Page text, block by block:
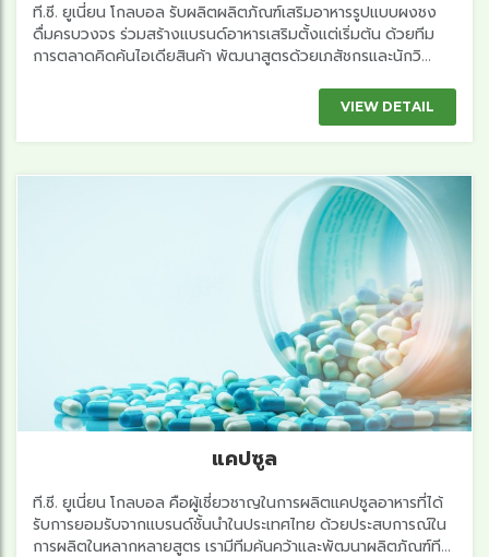
ที.ซี. ยูเนี่ยน โกลบอล รับผลิตผลิตภัณฑ์เสริมอาหารรูปแบบผงชง
ดื่มครบวงจร ร่วมสร้างแบรนด์อาหารเสริมตั้งแต่เริ่มต้น ด้วยทีม
การตลาดคิดค้นไอเดียสินค้า พัฒนาสูตรด้วยเภสัชกรและนักวิ...
VIEW DETAIL
แคปซูล
ที.ซี. ยูเนี่ยน โกลบอล คือผู้เชี่ยวชาญในการผลิตแคปซูลอาหารที่ได้
รับการยอมรับจากแบรนด์ชั้นนำในประเทศไทย ด้วยประสบการณ์ใน
การผลิตในหลากหลายสูตร เรามีทีมค้นคว้าและพัฒนาผลิตภัณฑ์ที...